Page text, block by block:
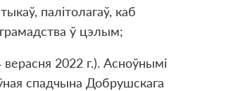
тыкаў, палітолагаў, каб
грамадства ў цэлым;
2022 г.). Асноўнымі
спадчына Добрушскага